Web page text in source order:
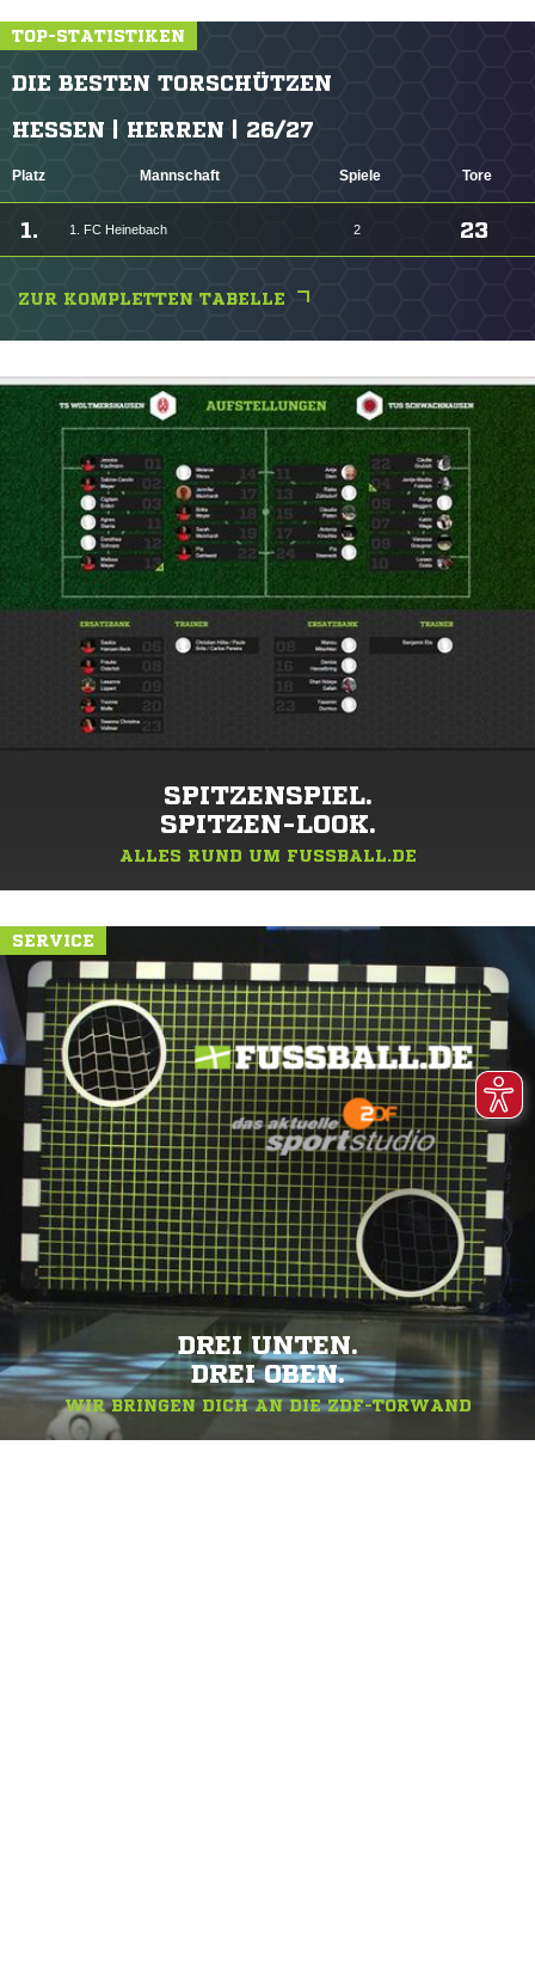
TOP-STATISTIKEN
DIE BESTEN TORSCHÜTZEN
HESSEN | HERREN | 26/27
Platz Mannschaft Spiele Tore
1. 1. FC Heinebach 2 23
ZUR KOMPLETTEN TABELLE
SPITZENSPIEL.
SPITZEN-LOOK.
ALLES RUND UM FUSSBALL.DE
SERVICE
DREI UNTEN.
DREI OBEN.
WIR BRINGEN DICH AN DIE ZDF-TORWAND